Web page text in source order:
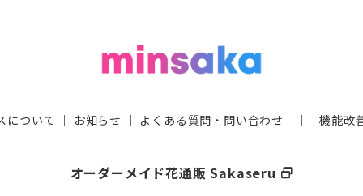
について ｜ お知らせ ｜ よくある質問・問い合わせ ｜機能改
オーダーメイド花通販 Sakaseru select_window